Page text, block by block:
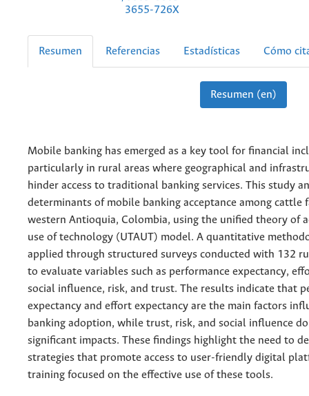
3655-726X
Resumen Referencias Estadísticas Cómo
Resumen (en)
Mobile banking has emerged as a key tool for financial
particularly in rural areas where geographical and
hinder access to traditional banking services. This study
determinants of mobile banking acceptance among cattle
western Antioquia, Colombia, using the unified theory of
use of technology (UTAUT) model. A quantitative
applied through structured surveys conducted with 132
to evaluate variables such as performance expectancy,
social influence, risk, and trust. The results indicate that
expectancy and effort expectancy are the main factors
banking adoption, while trust, risk, and social influence
significant impacts. These findings highlight the need to
strategies that promote access to user-friendly digital
training focused on the effective use of these tools.